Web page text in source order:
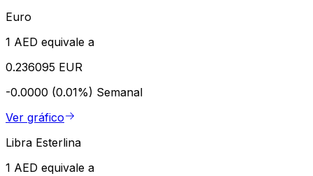
Euro
1 AED equivale a
0.236095 EUR
-0.0000 (0.01%) Semanal
Ver gráfico
Libra Esterlina
1 AED equivale a